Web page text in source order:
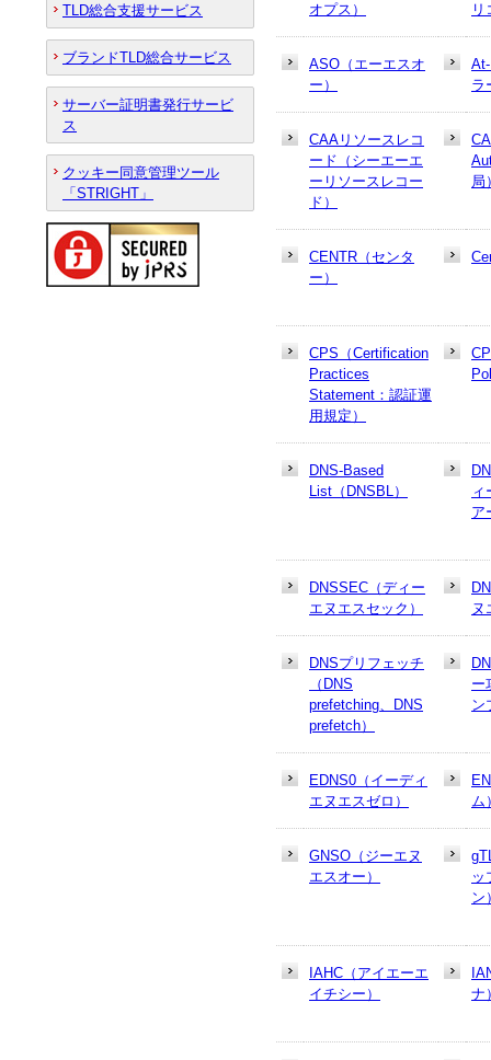
オプス）
リ
ASO（エーエスオ
ー）
ラ
CAAリソースレコ
ード（シーエーエ
ーリソースレコー
ド）
局
CENTR（センタ
ー）
CPS（Certification
Practices
Statement：認証運
用規定）
DNS-Based
List（DNSBL）
ィ
ア
DNSSEC（ディー
エヌエスセック）
ヌ
DNSプリフェッチ
（DNS
prefetching、DNS
prefetch）
ー
ン
EDNS0（イーディ
エヌエスゼロ）
ム
GNSO（ジーエヌ
エスオー）
ッ
ン
IAHC（アイエーエ
イチシー）
ナ
TLD総合支援サービス
ブランドTLD総合サービス
サーバー証明書発行サービ
ス
クッキー同意管理ツール
「STRIGHT」